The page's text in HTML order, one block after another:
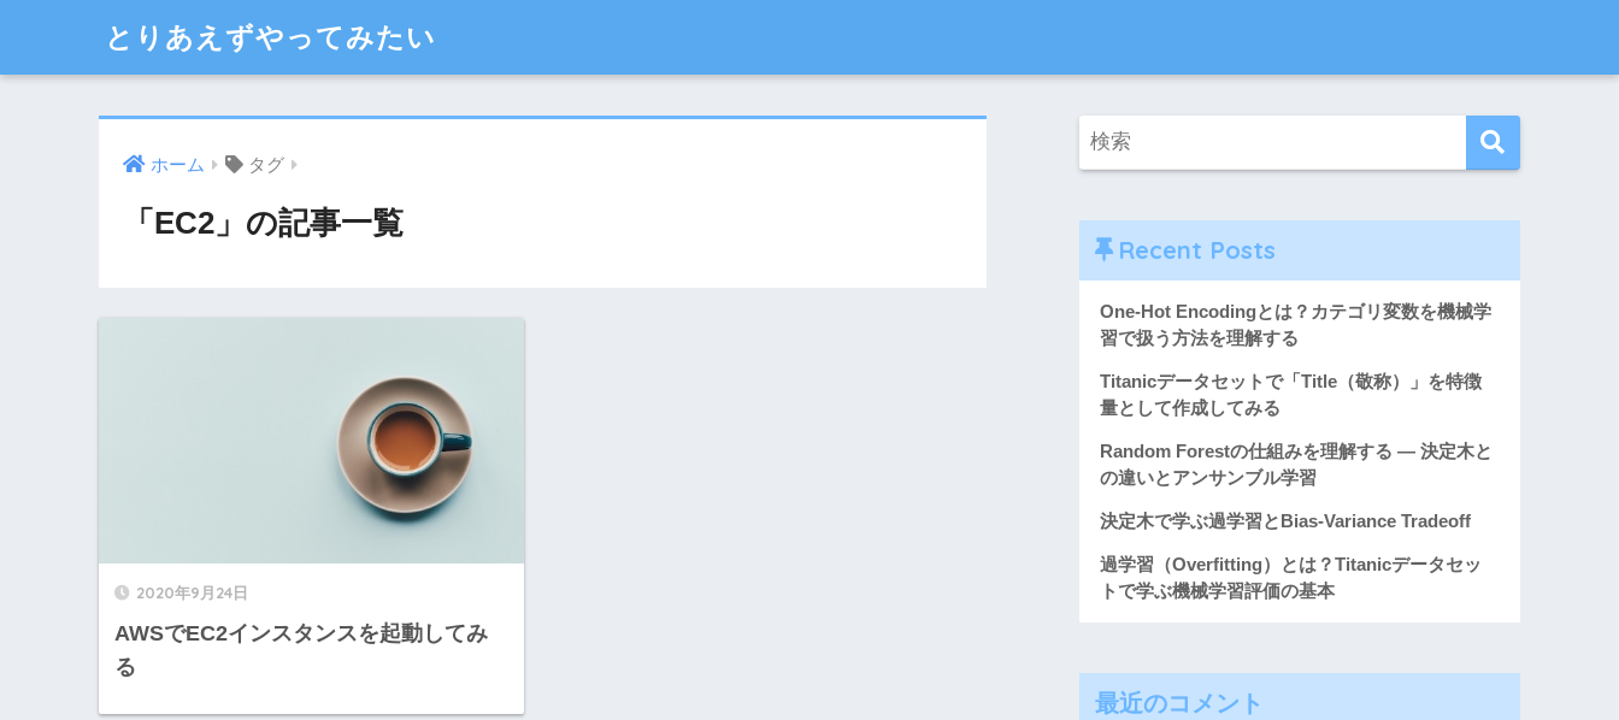
とりあえずやってみたい
ホーム タグ
「EC2」の記事一覧
2020年9月24日
AWSでEC2インスタンスを起動してみ
る
Recent Posts
One-Hot Encodingとは？カテゴリ変数を機械学
習で扱う方法を理解する
Titanicデータセットで「Title（敬称）」を特徴
量として作成してみる
Random Forestの仕組みを理解する ― 決定木と
の違いとアンサンブル学習
決定木で学ぶ過学習とBias-Variance Tradeoff
過学習（Overfitting）とは？Titanicデータセッ
トで学ぶ機械学習評価の基本
最近のコメント